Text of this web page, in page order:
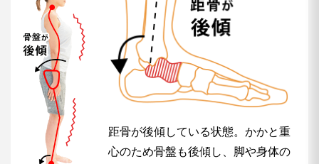
距骨が後傾している状態。かかと重
心のため骨盤も後傾し、脚や身体の